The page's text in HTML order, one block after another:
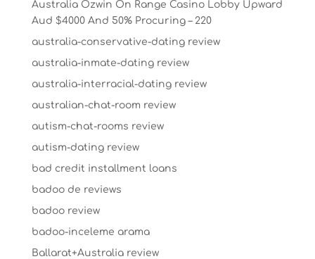
Australia Ozwin On Range Casino Lobby Upward
Aud $4000 And 50% Procuring – 220
australia-conservative-dating review
australia-inmate-dating review
australia-interracial-dating review
australian-chat-room review
autism-chat-rooms review
autism-dating review
bad credit installment loans
badoo de reviews
badoo review
badoo-inceleme arama
Ballarat+Australia review